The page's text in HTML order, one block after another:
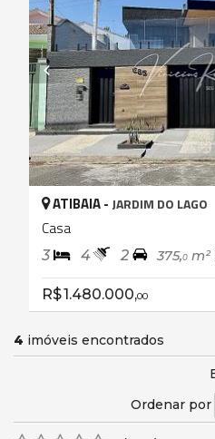
ATIBAIA - JARDIM DO LAGO
Casa
3 4 2 375,0 m²
R$ 1.480.000,00
4 imóveis encontrados
Ordenar por